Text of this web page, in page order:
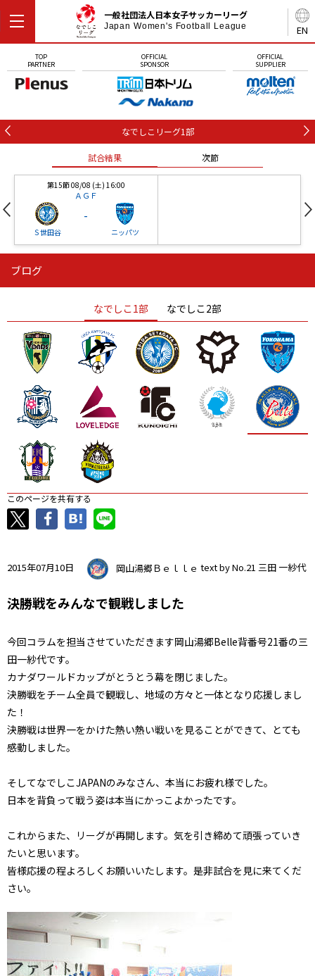
EN
一般社団法人日本女子サッカーリーグ
Japan Women's Football League
TOP
PARTNER
OFFICIAL
SPONSOR
OFFICIAL
SUPPLIER
なでしこリーグ1部
試合結果 次節
第15節 08/08 (土) 16:00
ＡＧＦ
Ｓ世田谷
-
ニッパツ
ニッパツ
ニッパツ 名古屋
石人の星
静岡 愛媛Ｌ
ブログ
なでしこ1部 なでしこ2部
このページを共有する
2015年07月10日 岡山湯郷Ｂｅｌｌｅ text by No.21 三田 一紗代
決勝戦をみんなで観戦しました
今回コラムを担当させていただきます岡山湯郷Belle背番号21番の三
田一紗代です。
カナダワールドカップがとうとう幕を閉じました。
決勝戦をチーム全員で観戦し、地域の方々と一体となり応援しまし
た！
決勝戦は世界一をかけた熱い熱い戦いを見ることができて、とても
感動しました。
そしてなでしこJAPANのみなさん、本当にお疲れ様でした。
日本を背負って戦う姿は本当にかっこよかったです。
これからまた、リーグが再開します。気を引き締めて頑張っていき
たいと思います。
皆様応援の程よろしくお願いいたします。是非試合を見に来てくだ
さい。